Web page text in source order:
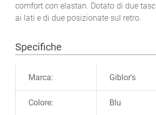
comfort con elastan. Dotato di due
ai lati e di due posizionate sul retro.
Specifiche
Marca: Giblor's
Colore: Blu